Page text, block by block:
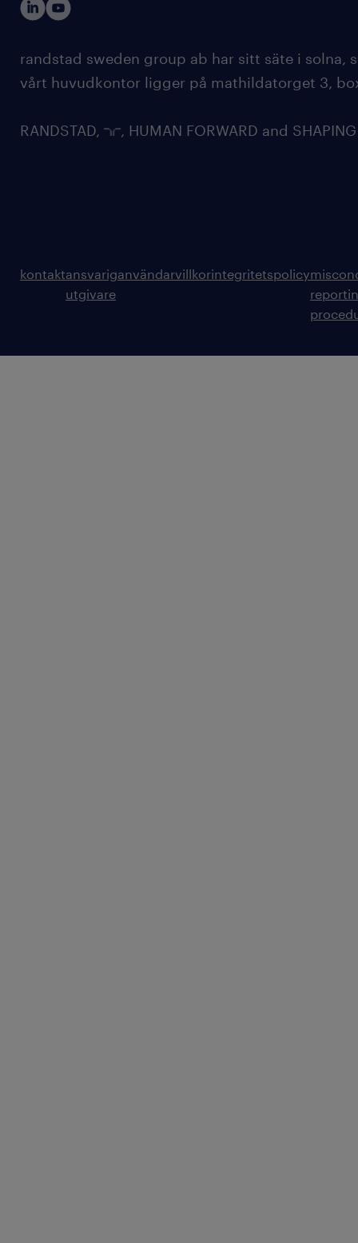
randstad sweden group ab har sitt säte i solna,
vårt huvudkontor ligger på mathildatorget 3,
RANDSTAD, , HUMAN FORWARD and
kontaktansvarig
utgivare
användarvillkorintegritetspolicy